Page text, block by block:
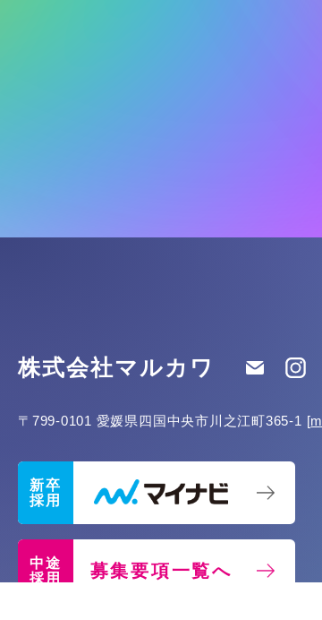
株式会社マルカワ
〒799-0101 愛媛県四国中央市川之江町365-1 [
新卒
採用
中途
採用
募集要項一覧へ